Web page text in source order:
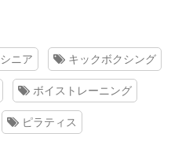
シニア キックボクシング
ボイストレーニング
ピラティス